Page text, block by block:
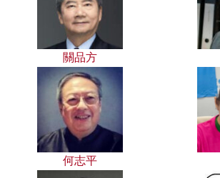
關品方
何志平